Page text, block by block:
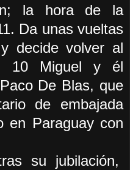
la hora de la
Da unas vueltas
decide volver al
10 Miguel y él
De Blas, que
de embajada
en Paraguay con
su jubilación,